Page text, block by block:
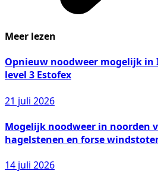
Meer lezen
Opnieuw noodweer mogelijk
level 3 Estofex
21 juli 2026
Mogelijk noodweer in noorden
hagelstenen en forse
14 juli 2026